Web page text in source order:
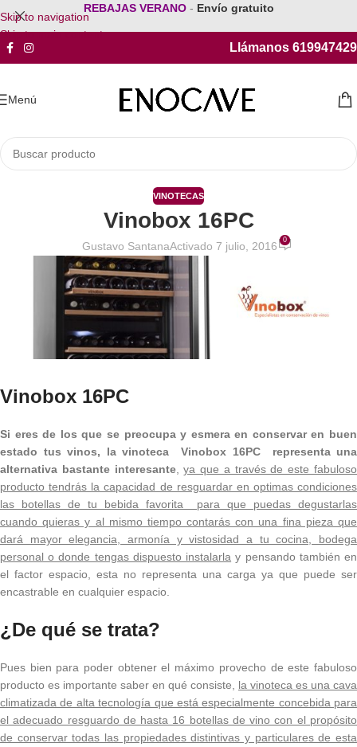
Skip to navigation
Skip to main content
REBAJAS VERANO - Envío gratuito
Llámanos 619947429
Menú
VINOTECAS
Vinobox 16PC
Gustavo SantanaActivado 7 julio, 2016 0
Vinobox 16PC
Si eres de los que se preocupa y esmera en conservar en buen
estado tus vinos, la vinoteca Vinobox 16PC representa una
alternativa bastante interesante,ya que a través de este fabuloso
producto tendrás la capacidad de resguardar en optimas condiciones
las botellas de tu bebida favorita para que puedas degustarlas
cuando quieras y al mismo tiempo contarás con una fina pieza que
dará mayor elegancia, armonía y vistosidad a tu cocina, bodega
personal o donde tengas dispuesto instalarla y pensando también en
el factor espacio, esta no representa una carga ya que puede ser
encastrable en cualquier espacio.
¿De qué se trata?
Pues bien para poder obtener el máximo provecho de este fabuloso
producto es importante saber en qué consiste, la vinoteca es una cava
climatizada de alta tecnología que está especialmente concebida para
el adecuado resguardo de hasta 16 botellas de vino con el propósito
de conservar todas las propiedades distintivas y particulares de esta